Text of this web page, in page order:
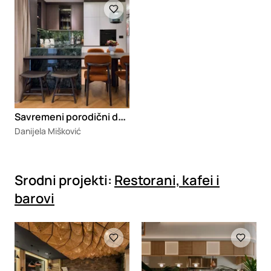
S
avremeni porodični dom u Beogradu
Danijela Mišković
Srodni projekti: Restorani, kafei i
barovi
Loading Loading